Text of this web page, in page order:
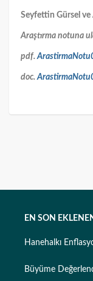
Seyfettin Gürsel ve
Araştırma notuna
pdf.
doc.
EN SON
Hanehalkı
Büyüme